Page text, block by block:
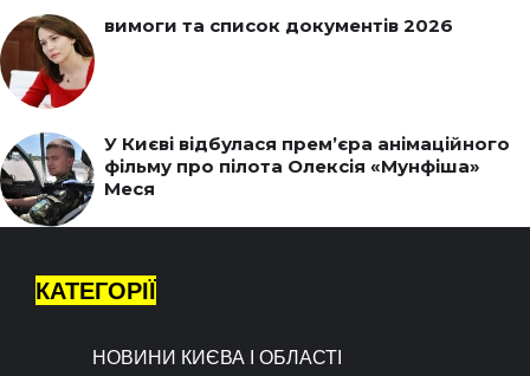
вимоги та список документів 2026
У Києві відбулася прем’єра анімаційного
фільму про пілота Олексія «Мунфіша»
Меся
КАТЕГОРІЇ
НОВИНИ КИЄВА І ОБЛАСТІ